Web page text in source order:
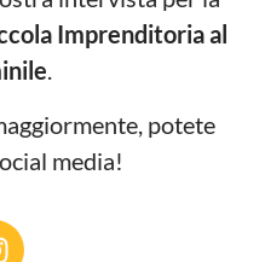
Imprenditoria al
.
potete
media!